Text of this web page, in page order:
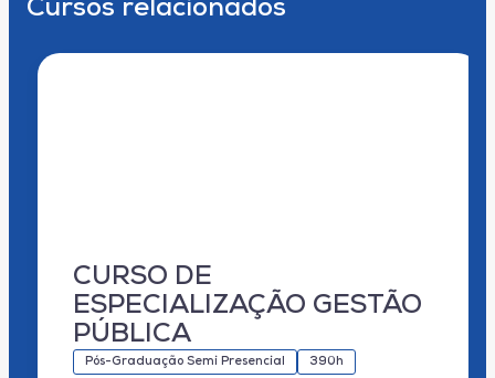
Cursos relacionados
CURSO DE
ESPECIALIZAÇÃO GESTÃO
PÚBLICA
Pós-Graduação Semi Presencial 390h